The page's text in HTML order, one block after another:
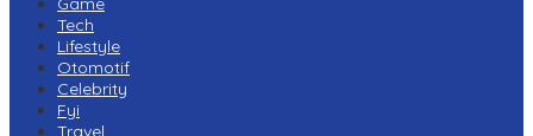
Tech
Lifestyle
Otomotif
Celebrity
Fyi
Travel